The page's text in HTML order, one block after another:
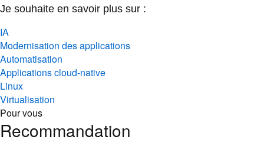
Je souhaite en savoir plus sur :
IA
Modernisation des applications
Automatisation
Applications cloud-native
Linux
Virtualisation
Pour vous
Recommandation